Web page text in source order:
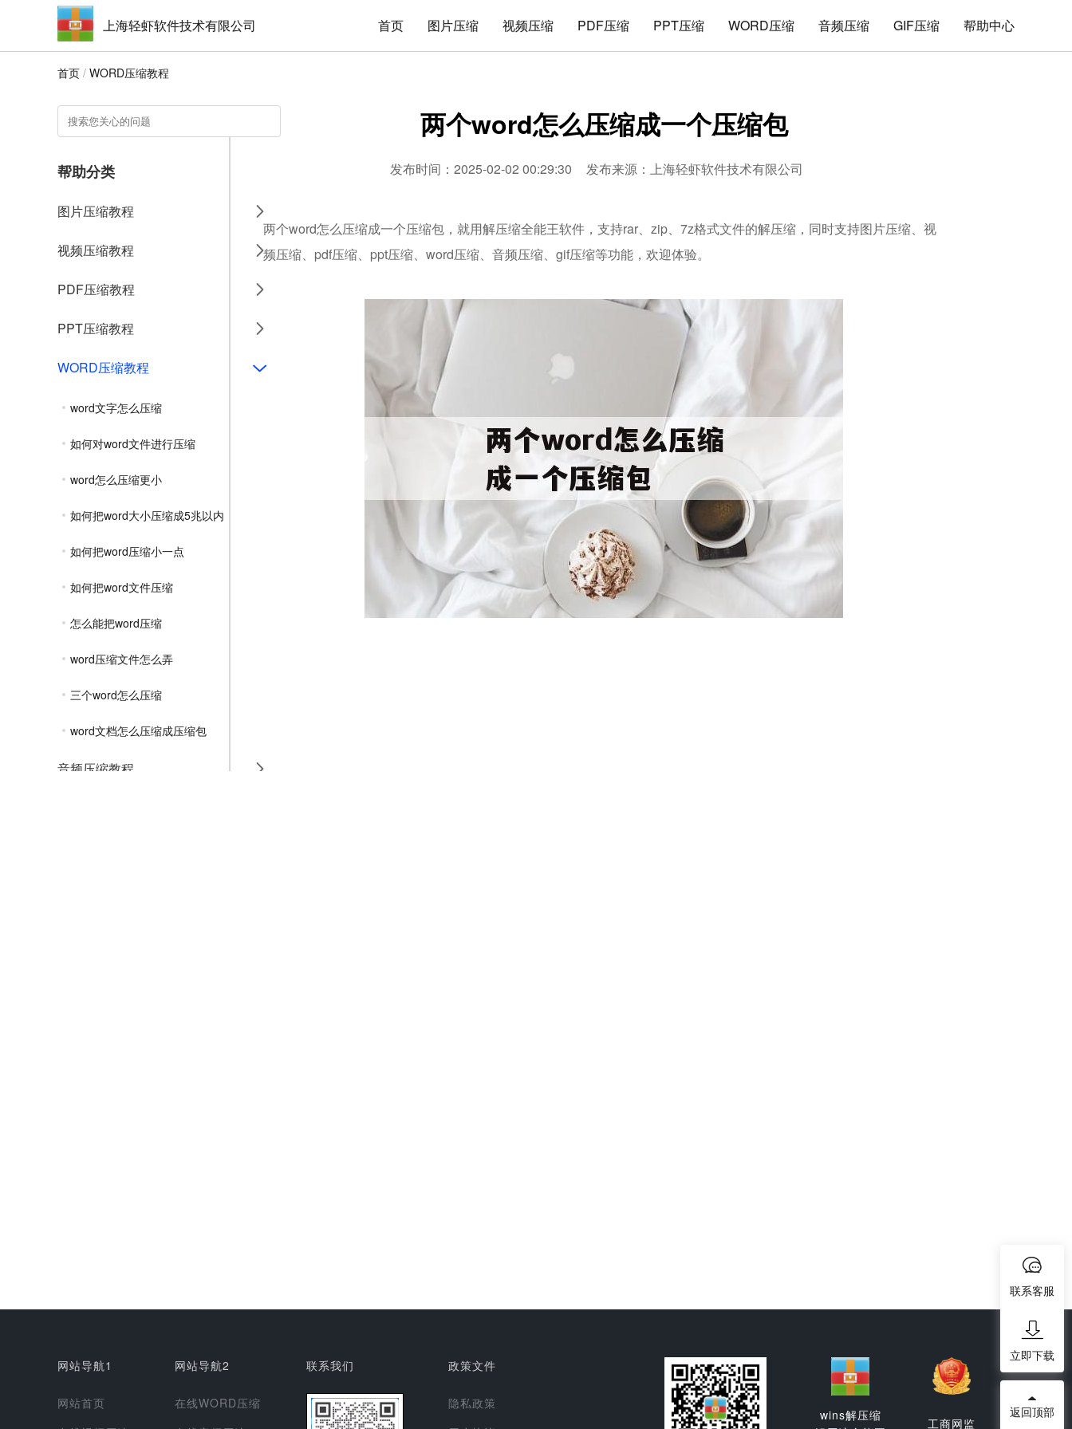
上海轻虾软件技术有限公司 首页 图片压缩 视频压缩 PDF压缩 PPT压缩 WORD压缩 音频压缩 GIF压缩 帮助中心
首页 / WORD压缩教程
帮助分类
图片压缩教程
视频压缩教程
PDF压缩教程
PPT压缩教程
WORD压缩教程
word文字怎么压缩
如何对word文件进行压缩
word怎么压缩更小
如何把word大小压缩成5兆以内
如何把word压缩小一点
如何把word文件压缩
怎么能把word压缩
word压缩文件怎么弄
三个word怎么压缩
word文档怎么压缩成压缩包
音频压缩教程
两个word怎么压缩成一个压缩包
发布时间：2025-02-02 00:29:30 发布来源：上海轻虾软件技术有限公司
两个word怎么压缩成一个压缩包，就用解压缩全能王软件，支持rar、zip、7z格式文件的解压缩，同时支持图片压缩、视
频压缩、pdf压缩、ppt压缩、word压缩、音频压缩、gif压缩等功能，欢迎体验。
网站导航1
网站首页
网站导航2
在线WORD压缩
联系我们 政策文件
隐私政策
wins解压缩
工商网监
联系客服
立即下载
返回顶部